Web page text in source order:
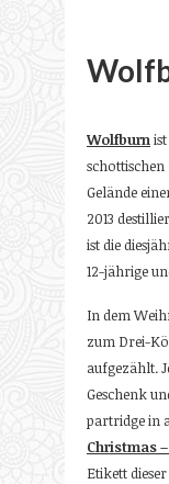
Wolfburn
schottischen
Gelände
2013
ist die
12-jährige
In dem
zum Drei-
aufgezählt.
Geschenk
partridge in
Christmas
Etikett